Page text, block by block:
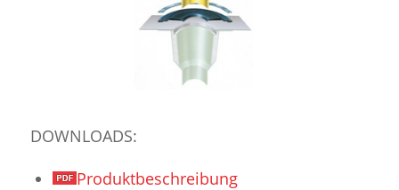
DOWNLOADS:
Produktbeschreibung